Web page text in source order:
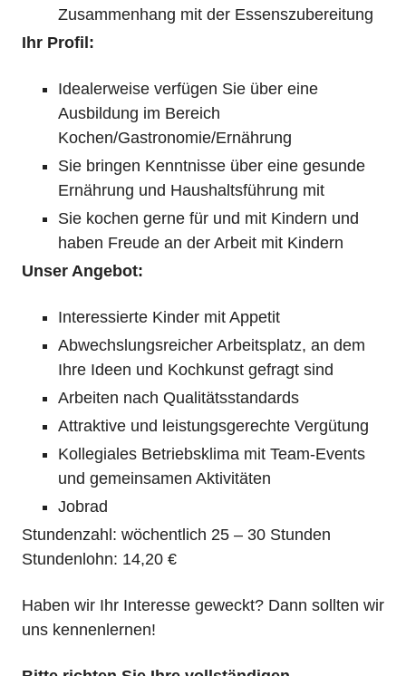
Zusammenhang mit der Essenszubereitung
Ihr Profil:
Idealerweise verfügen Sie über eine
Ausbildung im Bereich
Kochen/Gastronomie/Ernährung
Sie bringen Kenntnisse über eine gesunde
Ernährung und Haushaltsführung mit
Sie kochen gerne für und mit Kindern und
haben Freude an der Arbeit mit Kindern
Unser Angebot:
Interessierte Kinder mit Appetit
Abwechslungsreicher Arbeitsplatz, an dem
Ihre Ideen und Kochkunst gefragt sind
Arbeiten nach Qualitätsstandards
Attraktive und leistungsgerechte Vergütung
Kollegiales Betriebsklima mit Team-Events
und gemeinsamen Aktivitäten
Jobrad
Stundenzahl: wöchentlich 25 – 30 Stunden
Stundenlohn: 14,20 €
Haben wir Ihr Interesse geweckt? Dann sollten wir
uns kennenlernen!